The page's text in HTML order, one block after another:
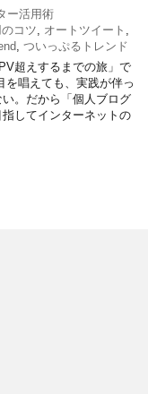
ー活用術
コツ オートツイート
ついっぷるトレンド
超えするまでの旅」で
を唱えても、実践が伴っ
。だから「個人ブログ
してインターネットの